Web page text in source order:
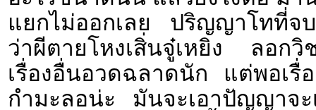
แยกไม่ออกเลย ปริญญาโทที่จ
ว่าผีตายโหงเสิ่นจู๋เหยิง ลอก
เรื่องอื่นอวดฉลาดนัก แต่พอเรื่
กำมะลอน่ะ มันจะเอาปัญญาจ